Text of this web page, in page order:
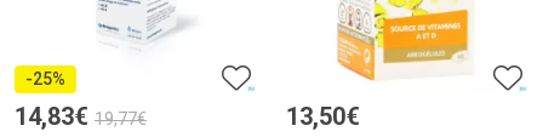
-25%
14,83€ 19,77€
13,50€